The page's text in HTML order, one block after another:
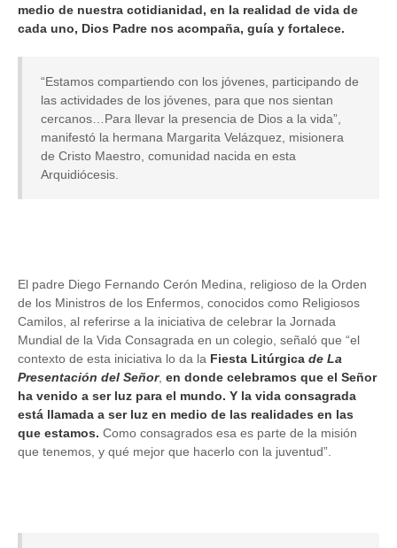
medio de nuestra cotidianidad, en la realidad de vida de
cada uno, Dios Padre nos acompaña, guía y fortalece.
“Estamos compartiendo con los jóvenes, participando de
las actividades de los jóvenes, para que nos sientan
cercanos…Para llevar la presencia de Dios a la vida”,
manifestó la hermana Margarita Velázquez, misionera
de Cristo Maestro, comunidad nacida en esta
Arquidiócesis.
El padre Diego Fernando Cerón Medina, religioso de la Orden
de los Ministros de los Enfermos, conocidos como Religiosos
Camilos, al referirse a la iniciativa de celebrar la Jornada
Mundial de la Vida Consagrada en un colegio, señaló que “el
contexto de esta iniciativa lo da la Fiesta Litúrgica de La
Presentación del Señor, en donde celebramos que el Señor
ha venido a ser luz para el mundo. Y la vida consagrada
está llamada a ser luz en medio de las realidades en las
que estamos. Como consagrados esa es parte de la misión
que tenemos, y qué mejor que hacerlo con la juventud”.